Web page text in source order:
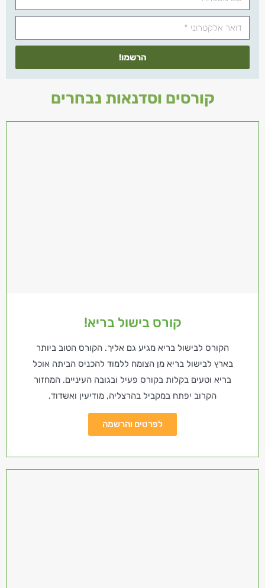
הרשמו!
קורסים וסדנאות נבחרים
קורס בישול בריא!
הקורס לבישול בריא מגיע גם אליך. הקורס הטוב ביותר
בארץ לבישול בריא מן הצומח ללמוד להכניס הביתה אוכל
בריא וטעים בקלות בקורס פעיל ובגובה העיניים. המחזור
הקרוב יפתח במקביל בהרצליה, מודיעין ואשדוד.
לפרטים והרשמה